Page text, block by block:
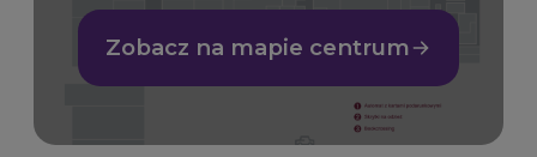
Zobacz na mapie centrum